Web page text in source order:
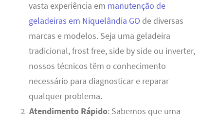
vasta experiência em manutenção de
geladeiras em Niquelândia GO de diversas
marcas e modelos. Seja uma geladeira
tradicional, frost free, side by side ou inverter,
nossos técnicos têm o conhecimento
necessário para diagnosticar e reparar
qualquer problema.
Atendimento Rápido: Sabemos que uma